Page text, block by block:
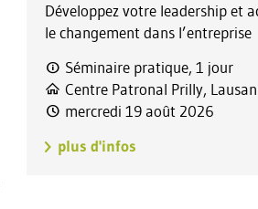
Développez votre leadership et
le changement dans l’entreprise
Séminaire pratique, 1 jour
Centre Patronal Prilly,
mercredi 19 août 2026
plus d'infos